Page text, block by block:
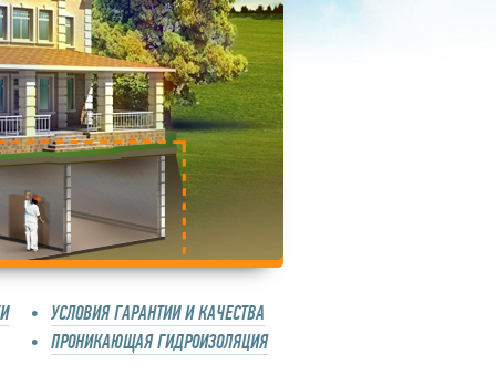
УСЛОВИЯ ГАРАНТИИ И КАЧЕСТВА
ПРОНИКАЮЩАЯ ГИДРОИЗОЛЯЦИЯ